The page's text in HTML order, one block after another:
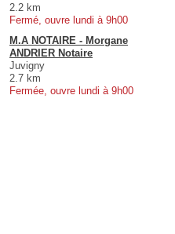
2.2 km
Fermé, ouvre lundi à 9h00
M.A NOTAIRE - Morgane
ANDRIER Notaire
Juvigny
2.7 km
Fermée, ouvre lundi à 9h00